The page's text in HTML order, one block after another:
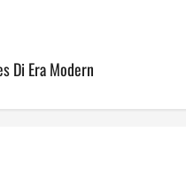
Di Era Modern